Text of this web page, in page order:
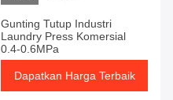
Gunting Tutup Industri
Laundry Press Komersial
0.4-0.6MPa
Dapatkan Harga Terbaik